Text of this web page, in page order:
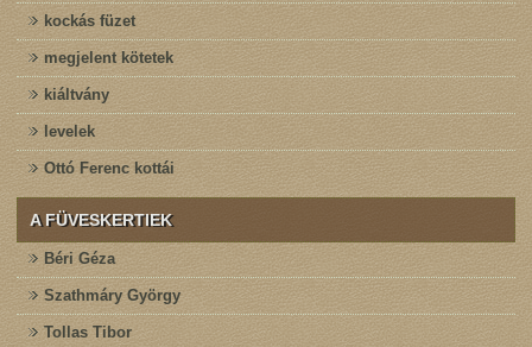
kockás füzet
megjelent kötetek
kiáltvány
levelek
Ottó Ferenc kottái
A FÜVESKERTIEK
Béri Géza
Szathmáry György
Tollas Tibor